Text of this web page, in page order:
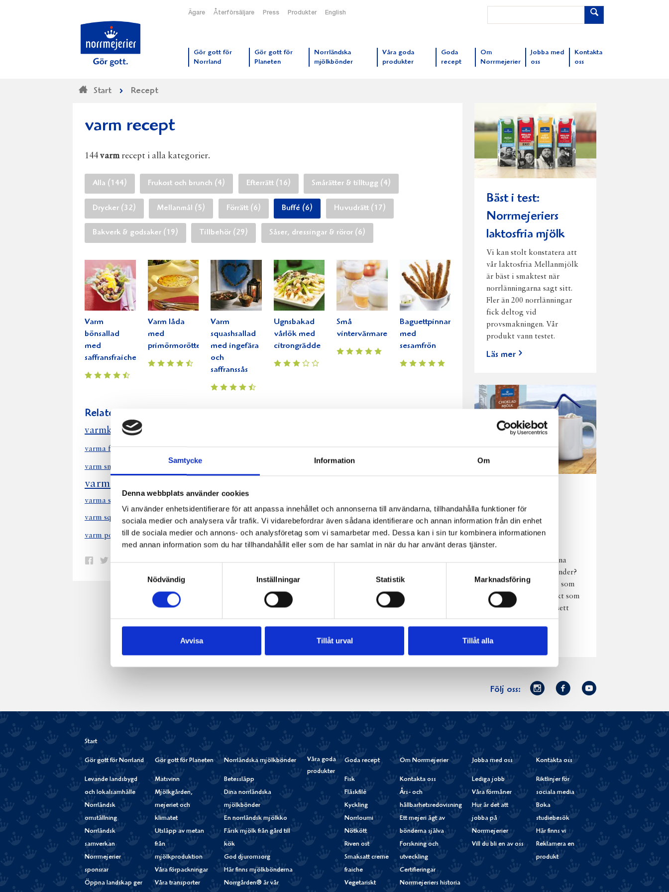
Samtycke Information Om
Denna webbplats använder cookies
Vi använder enhetsidentifierare för att anpassa innehållet och annonserna till användarna, tillhandahålla funktioner för
sociala medier och analysera vår trafik. Vi vidarebefordrar även sådana identifierare och annan information från din enhet
till de sociala medier och annons- och analysföretag som vi samarbetar med. Dessa kan i sin tur kombinera informationen
med annan information som du har tillhandahållit eller som de har samlat in när du har använt deras tjänster.
Nödvändig
Inställningar Statistik Marknadsföring
Avvisa Tillåt urval Tillåt alla
Ägare Återförsäljare Press Produkter English
Gör gott för
Norrland
Gör gott för
Planeten
Norrländska
mjölkbönder
Våra goda
produkter
Goda
recept
Om
Norrmejerier
Jobba med
oss
Kontakta
oss
Start Recept
varm recept
144 varmrecept i alla kategorier.
Alla (144) Frukost och brunch (4) Efterrätt (16) Smårätter & tilltugg (4)
Drycker (32) Mellanmål (5) Förrätt (6) Buffé (6) Huvudrätt (17)
Bakverk & godsaker (19) Tillbehör (29) Såser, dressingar & röror (6)
Varm
bönsallad
med
saffransfraiche
Varm låda
med
primörmorötter
Varm
squashsallad
med ingefära
och
saffranssås
Ugnsbakad
vårlök med
citrongrädde
Små
vintervärmare
Baguettpinnar
med
sesamfrön
Relaterade recept:
varmkorv varmrökt
varma fikon varma makor varm romsås varma såser varm kolasås varma scones
varm smörgås varmrökt lax
varma björnbär
varma smörgåsar vit varm choklad
varm squashsallad varm smörgåstårta varmrökt lax pasta varmrökt lax röror
varm potatissallad varm potatis sallad sallad varmrökt lax
Dela DelaDelaDela
via
post
Skriv
ut
Bäst i test:
Norrmejeriers
laktosfria mjölk
Vi kan stolt konstatera att
vår laktosfria Mellanmjölk
är bäst i smaktest när
norrlänningarna sagt sitt.
Fler än 200 norrlänningar
fick deltog vid
provsmakningen. Vår
produkt vann testet.
Läs mer
njutning i alla
väder
Har du provat
chokladmjölk från dina
norrländska mjölkbönder?
Den är lika god varm som
kall och passar perfekt som
vardagsnjutning oavsett
väder, året om.
Läs mer
Följ oss:
Norrmejerier
Instagram
Facebook
Youtube
Start
Gör gott för Norrland
Levande landsbygd
och lokalsamhälle
Norrländsk
omställning
Norrländsk
samverkan
Norrmejerier
sponsrar
Öppna landskap ger
Gör gott för Planeten
Matsvinn
Mjölkgården,
mejeriet och
klimatet
Utsläpp av metan
från
mjölkproduktion
Våra förpackningar
Våra transporter
Norrländska mjölkbönder
Betessläpp
Dina norrländska
mjölkbönder
En norrländsk mjölkko
Färsk mjölk från gård till
kök
God djuromsorg
Här finns mjölkbönderna
Norrgården® är vår
Våra goda
produkter
Goda recept
Fisk
Fläskfilé
Kyckling
Norrloumi
Nötkött
Riven ost
Smaksatt creme
fraiche
Vegetariskt
Om Norrmejerier
Kontakta oss
Års- och
hållbarhetsredovisning
Ett mejeri ägt av
bönderna själva
Forskning och
utveckling
Certifieringar
Norrmejeriers historia
Jobba med oss
Lediga jobb
Våra förmåner
Hur är det att
jobba på
Norrmejerier
Vill du bli en av oss
Kontakta oss
Riktlinjer för
sociala media
Boka
studiebesök
Här finns vi
Reklamera en
produkt